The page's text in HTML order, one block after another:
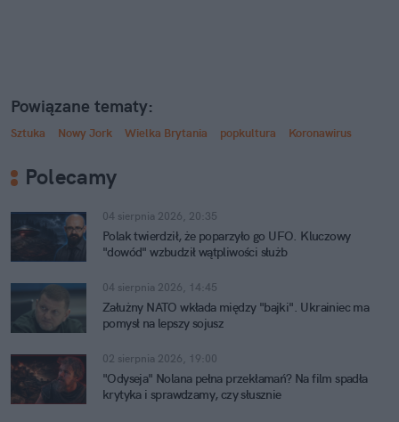
Powiązane tematy:
Sztuka Nowy Jork Wielka Brytania popkultura Koronawirus
Polecamy
04 sierpnia 2026, 20:35
Polak twierdził, że poparzyło go UFO. Kluczowy
"dowód" wzbudził wątpliwości służb
04 sierpnia 2026, 14:45
Załużny NATO wkłada między "bajki". Ukrainiec ma
pomysł na lepszy sojusz
02 sierpnia 2026, 19:00
"Odyseja" Nolana pełna przekłamań? Na film spadła
krytyka i sprawdzamy, czy słusznie